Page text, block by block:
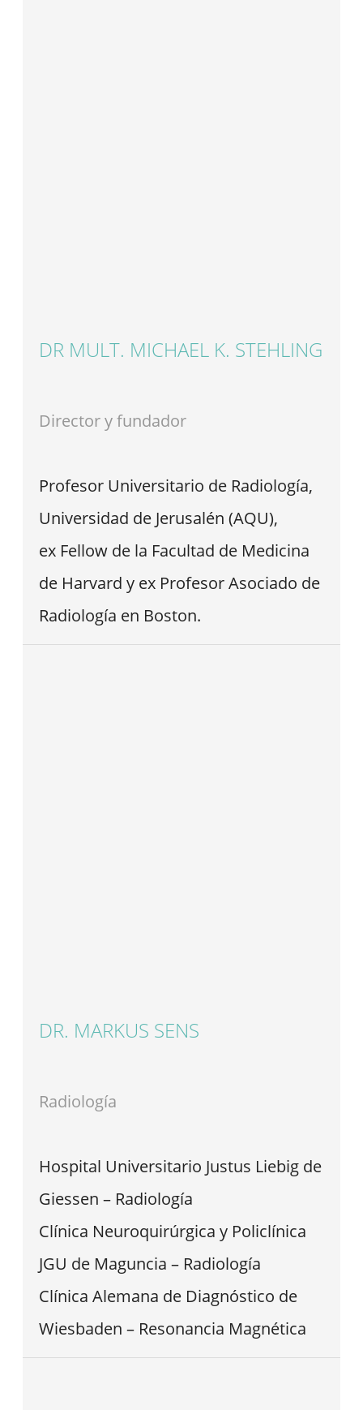
DR MULT. MICHAEL K. STEHLING
Director y fundador
Profesor Universitario de Radiología,
Universidad de Jerusalén (AQU),
ex Fellow de la Facultad de Medicina
de Harvard y ex Profesor Asociado de
Radiología en Boston.
DR. MARKUS SENS
Radiología
Hospital Universitario Justus Liebig de
Giessen – Radiología
Clínica Neuroquirúrgica y Policlínica
JGU de Maguncia – Radiología
Clínica Alemana de Diagnóstico de
Wiesbaden – Resonancia Magnética